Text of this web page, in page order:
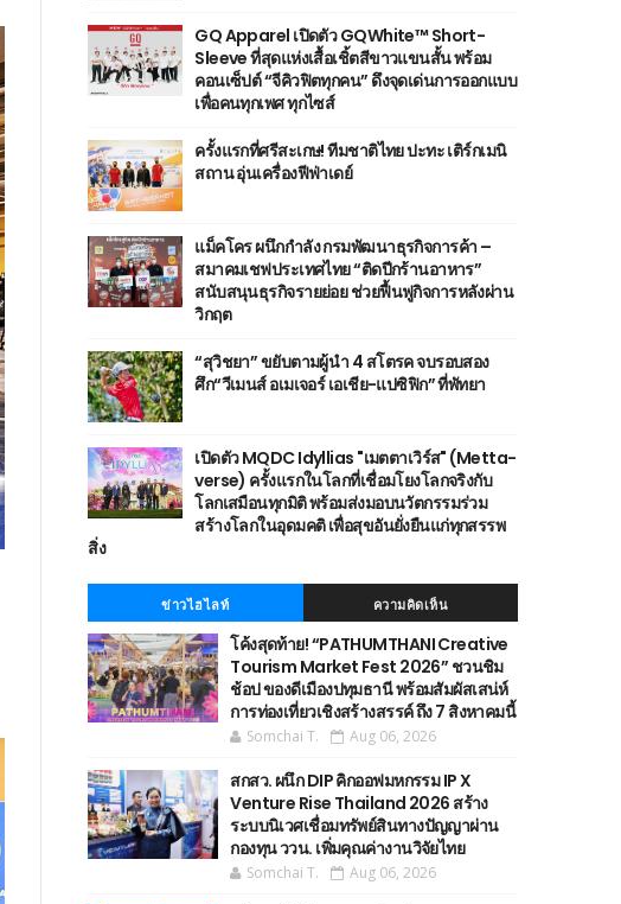
GQ Apparel เปิดตัว GQWhite™ Short-
Sleeve ที่สุดแห่งเสื้อเชิ้ตสีขาวแขนสั้น พร้อม
คอนเซ็ปต์ “จีคิวฟิตทุกคน” ดึงจุดเด่นการออกแบบ
เพื่อคนทุกเพศ ทุกไซส์
ครั้งแรกที่ศรีสะเกษ! ทีมชาติไทย ปะทะ เติร์กเมนิ
สถาน อุ่นเครื่องฟีฟ่าเดย์
แม็คโคร ผนึกกำลัง กรมพัฒนาธุรกิจการค้า –
สมาคมเชฟประเทศไทย “ติดปีกร้านอาหาร”
สนับสนุนธุรกิจรายย่อย ช่วยฟื้นฟูกิจการหลังผ่าน
วิกฤต
“สุวิชยา” ขยับตามผู้นำ 4 สโตรค จบรอบสอง
ศึก“วีเมนส์ อเมเจอร์ เอเชีย-แปซิฟิก” ที่พัทยา
เปิดตัว MQDC Idyllias "เมตตาเวิร์ส" (Metta-
verse) ครั้งแรกในโลกที่เชื่อมโยงโลกจริงกับ
โลกเสมือนทุกมิติ พร้อมส่งมอบนวัตกรรมร่วม
สร้างโลกในอุดมคติ เพื่อสุขอันยั่งยืนแก่ทุกสรรพ
สิ่ง
ข่าวไฮไลท์ ความคิดเห็น
โค้งสุดท้าย! “PATHUMTHANI Creative
Tourism Market Fest 2026” ชวนชิม
ช้อป ของดีเมืองปทุมธานี พร้อมสัมผัสเสน่ห์
การท่องเที่ยวเชิงสร้างสรรค์ ถึง 7 สิงหาคมนี้
Somchai T. Aug 06, 2026
สกสว. ผนึก DIP คิกออฟมหกรรม IP X
Venture Rise Thailand 2026 สร้าง
ระบบนิเวศเชื่อมทรัพย์สินทางปัญญาผ่าน
กองทุน ววน. เพิ่มคุณค่างานวิจัยไทย
Somchai T. Aug 06, 2026